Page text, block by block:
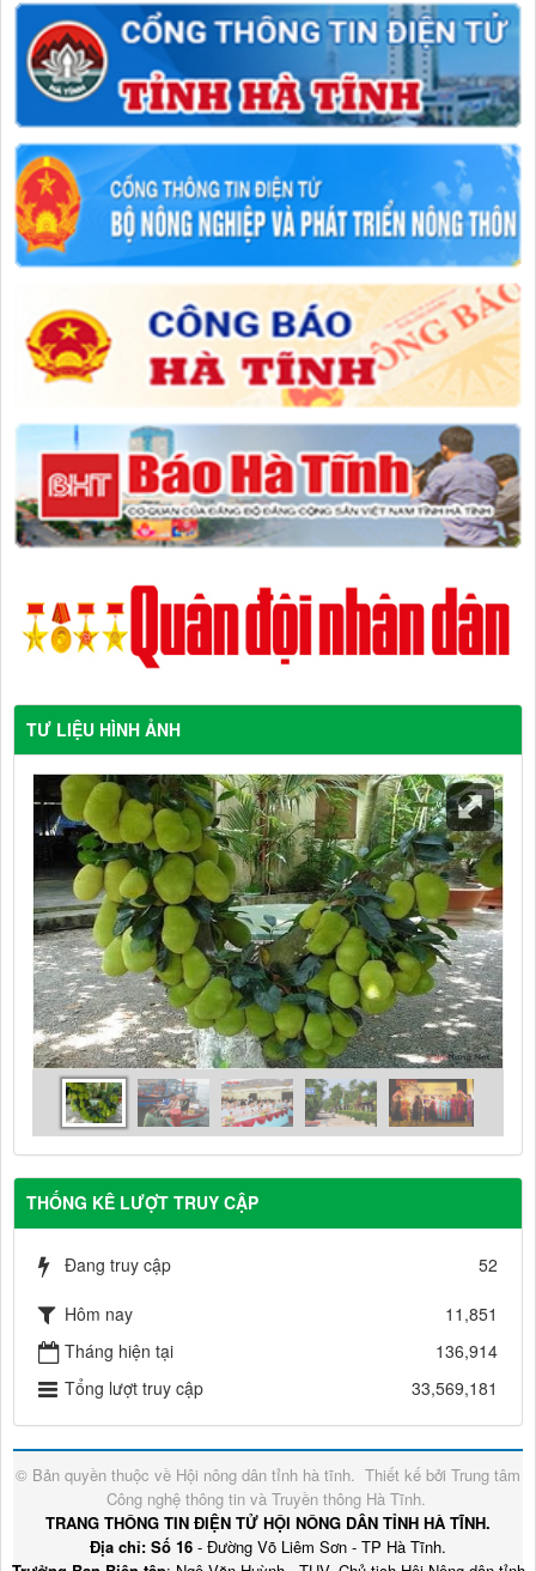
TƯ LIỆU HÌNH ẢNH
THỐNG KÊ LƯỢT TRUY CẬP
Đang truy cập 52
Hôm nay
11,851
Tháng hiện tại
136,914
Tổng lượt truy cập
33,569,181
© Bản quyền thuộc về Hội nông dân tỉnh hà tĩnh. Thiết kế bởi Trung tâm
Công nghệ thông tin và Truyền thông Hà Tĩnh.
TRANG THÔNG TIN ĐIỆN TỬ HỘI NÔNG DÂN TỈNH HÀ TĨNH.
Địa chỉ: Số 16 - Đường Võ Liêm Sơn - TP Hà Tĩnh.